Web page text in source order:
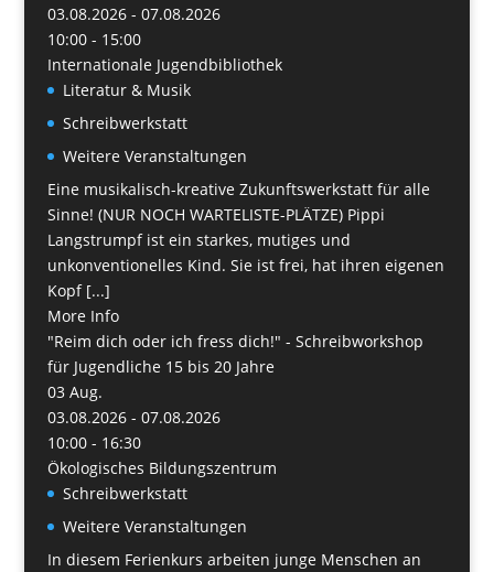
03.08.2026 - 07.08.2026
10:00 - 15:00
Internationale Jugendbibliothek
Literatur & Musik
Schreibwerkstatt
Weitere Veranstaltungen
Eine musikalisch-kreative Zukunftswerkstatt für alle
Sinne! (NUR NOCH WARTELISTE-PLÄTZE) Pippi
Langstrumpf ist ein starkes, mutiges und
unkonventionelles Kind. Sie ist frei, hat ihren eigenen
Kopf [...]
More Info
"Reim dich oder ich fress dich!" - Schreibworkshop
für Jugendliche 15 bis 20 Jahre
03 Aug.
03.08.2026 - 07.08.2026
10:00 - 16:30
Ökologisches Bildungszentrum
Schreibwerkstatt
Weitere Veranstaltungen
In diesem Ferienkurs arbeiten junge Menschen an